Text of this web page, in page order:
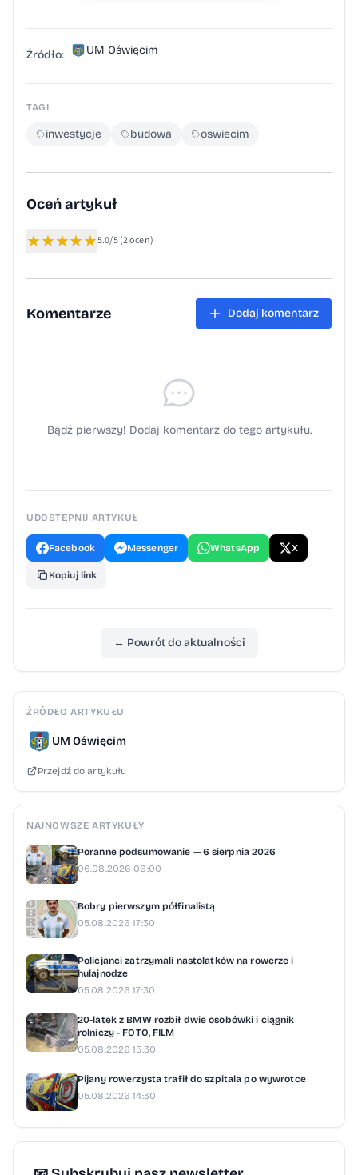
Źródło: UM Oświęcim
TAGI
inwestycje budowa oswiecim
Oceń artykuł
★★★★★5.0/5(2 ocen)
Komentarze Dodaj komentarz
Bądź pierwszy! Dodaj komentarz do tego artykułu.
UDOSTĘPNIJ ARTYKUŁ
Facebook Messenger WhatsApp X
Kopiuj link
← Powrót do aktualności
ŹRÓDŁO ARTYKUŁU
UM Oświęcim
Przejdź do artykułu
NAJNOWSZE ARTYKUŁY
Poranne podsumowanie — 6 sierpnia 2026
06.08.2026 06:00
Bobry pierwszym półfinalistą
05.08.2026 17:30
Policjanci zatrzymali nastolatków na rowerze i
hulajnodze
05.08.2026 17:30
20-latek z BMW rozbił dwie osobówki i ciągnik
rolniczy - FOTO, FILM
05.08.2026 15:30
Pijany rowerzysta trafił do szpitala po wywrotce
05.08.2026 14:30